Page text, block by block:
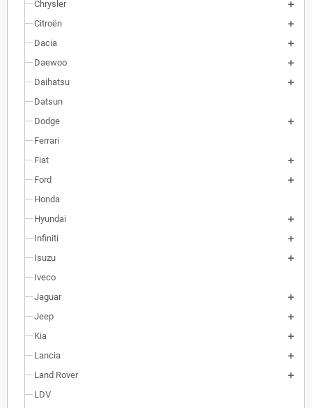
Chrysler
Citroën
Dacia
Daewoo
Daihatsu
Datsun
Dodge
Ferrari
Fiat
Ford
Honda
Hyundai
Infiniti
Isuzu
Iveco
Jaguar
Jeep
Kia
Lancia
Land Rover
LDV